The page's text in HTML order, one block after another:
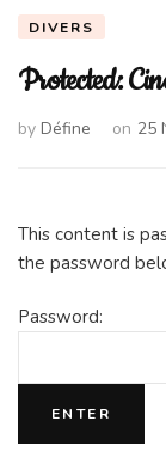
DIVERS
Protected:
by Défine on 25
This content is
the password
Password: